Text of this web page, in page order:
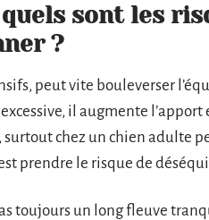
sont les
?
peut vite bouleverser
il augmente l’apport
surtout chez un chien adulte
prendre le risque de
toujours un long fleuve